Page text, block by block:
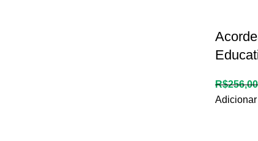
R$256,00